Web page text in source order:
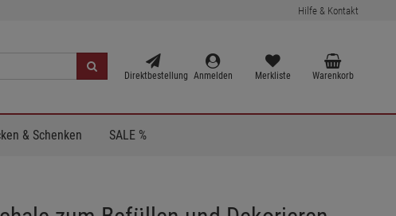
Hilfe & Kontakt
Direktbestellung Anmelden Merkliste Warenkorb
& Schenken SALE %